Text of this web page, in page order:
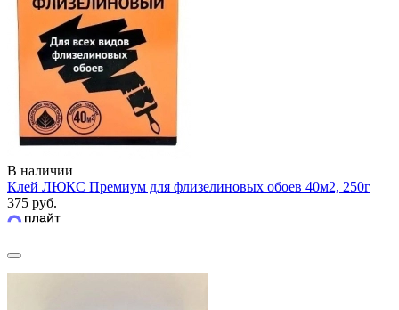
В наличии
Клей ЛЮКС Премиум для флизелиновых обоев 40м2, 250г
375 руб.